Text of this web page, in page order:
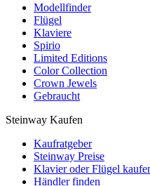
Modellfinder
Flügel
Klaviere
Spirio
Limited Editions
Color Collection
Crown Jewels
Gebraucht
Steinway Kaufen
Kaufratgeber
Steinway Preise
Klavier oder Flügel
Händler finden